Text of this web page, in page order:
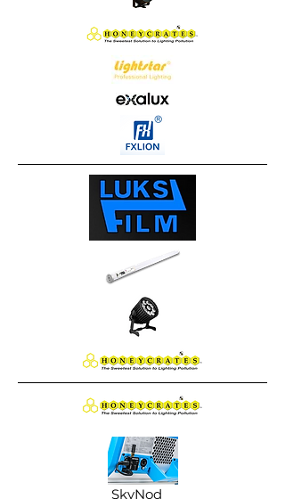
SkyNod